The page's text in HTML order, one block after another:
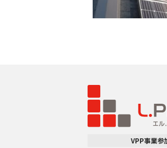
VPP事業参